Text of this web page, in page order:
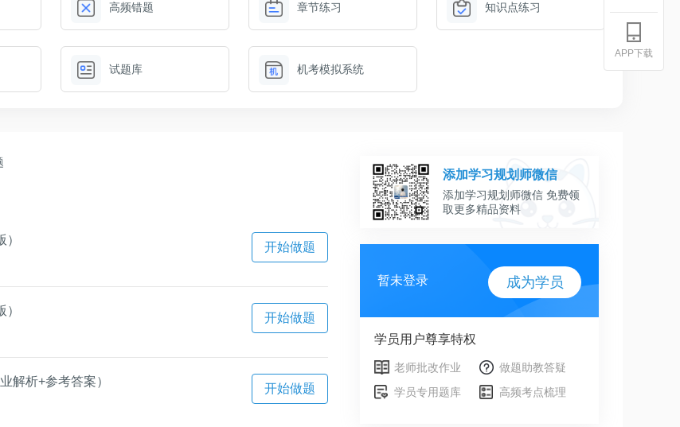
高频错题 章节练习 知识点练习
试题库 机考模拟系统
开始做题
开始做题
解析+参考答案）
开始做题
添加学习规划师微信
添加学习规划师微信 免费领
取更多精品资料
暂未登录 成为学员
学员用户尊享特权
老师批改作业
做题助教答疑
学员专用题库
高频考点梳理
APP下载